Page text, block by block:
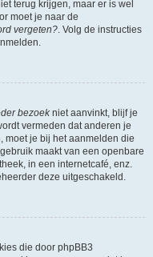
terug krijgen, maar er is wel
moet je naar de
vergeten?. Volg de instructies
bezoekniet aanvinkt, blijf je
vermeden dat anderen je
moet je bij het aanmelden die
maakt van een openbare
in een internetcafé, enz.
deze uitgeschakeld.
die door phpBB3